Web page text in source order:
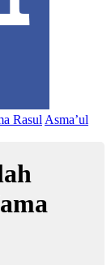
Rasul Asma’ul